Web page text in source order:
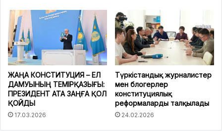
ЖАҢА КОНСТИТУЦИЯ – ЕЛ
ДАМУЫНЫҢ ТЕМІРҚАЗЫҒЫ:
ПРЕЗИДЕНТ АТА ЗАҢҒА ҚОЛ
ҚОЙДЫ
17.03.2026
Түркістандық журналистер
мен блогерлер
конституциялық
реформаларды талқылады
24.02.2026